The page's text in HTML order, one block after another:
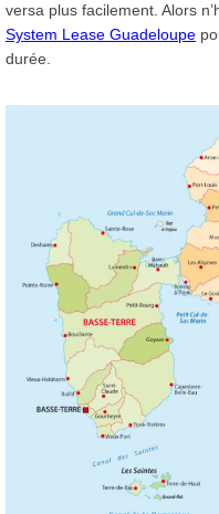
versa plus facilement. Alors
System Lease Guadeloupe
durée.